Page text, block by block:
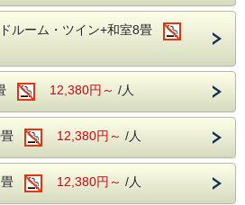
オン、白大蛇、白わに、白きつね、白タヌキ、
んの白い動物たちがお出迎え！
のお散歩や、さる劇場にアシカショー等も楽し
、動物にも癒されよう！
となっております。
0088 福島県二本松市沢松倉1番地
：0243-24-2336
ルーム・ツイン+和室8畳
12,380円～ /人
畳 12,380円～ /人
畳 12,380円～ /人